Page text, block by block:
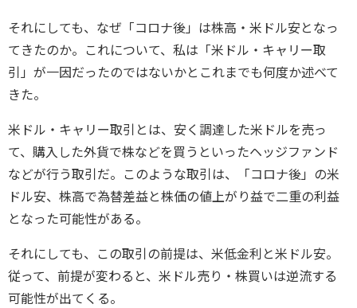
それにしても、なぜ「コロナ後」は株高・米ドル安となっ
てきたのか。これについて、私は「米ドル・キャリー取
引」が一因だったのではないかとこれまでも何度か述べて
きた。
米ドル・キャリー取引とは、安く調達した米ドルを売っ
て、購入した外貨で株などを買うといったヘッジファンド
などが行う取引だ。このような取引は、「コロナ後」の米
ドル安、株高で為替差益と株価の値上がり益で二重の利益
となった可能性がある。
それにしても、この取引の前提は、米低金利と米ドル安。
従って、前提が変わると、米ドル売り・株買いは逆流する
可能性が出てくる。